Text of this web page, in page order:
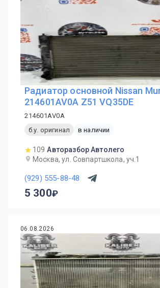
Радиатор основной Nissan
214601AV0A Z51 VQ35DE
214601AV0A
б.у. оригинал
в наличии
109 Авторазбор Автолего
Москва, ул. Совпартшкола, уч.1
(929) 555-88-48
5 300
06.08.2026